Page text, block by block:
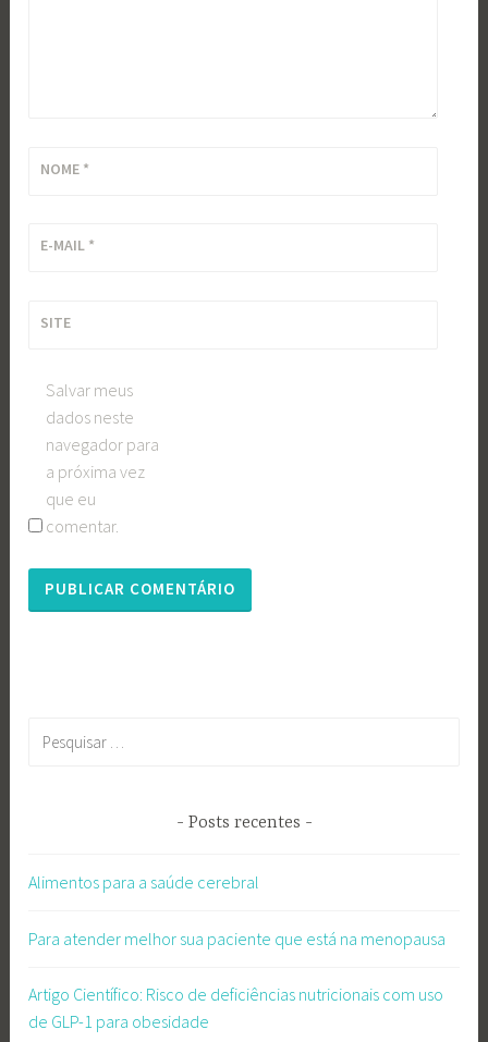
NOME *
E-MAIL *
SITE
Salvar meus
dados neste
navegador para
a próxima vez
que eu
comentar.
Posts recentes
Alimentos para a saúde cerebral
Para atender melhor sua paciente que está na menopausa
Artigo Científico: Risco de deficiências nutricionais com uso
de GLP-1 para obesidade